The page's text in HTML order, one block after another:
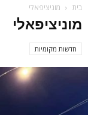
בית מוניציפאלי
מוניציפאלי
חדשות מקומיות